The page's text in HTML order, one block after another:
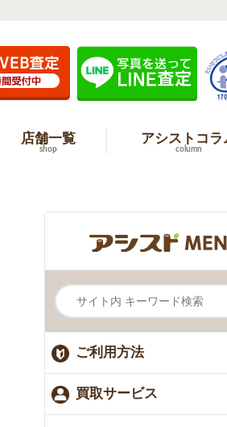
店舗一覧
shop
アシストコラ
column
ご利用方法
買取サービス